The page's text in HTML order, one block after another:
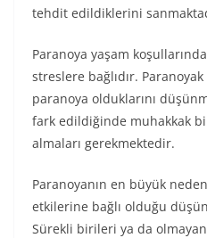
tehdit edildiklerini
Paranoya yaşam
streslere bağlıdır.
paranoya olduklarını
fark edildiğinde muhakkak
almaları gerekmektedir.
Paranoyanın en büyük
etkilerine bağlı olduğu
Sürekli birileri ya da